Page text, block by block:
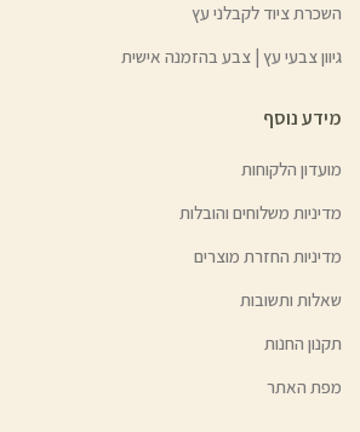
השכרת ציוד לקבלני עץ
גיוון צבעי עץ | צבע בהזמנה אישית
מידע נוסף
מועדון הלקוחות
מדיניות משלוחים והובלות
מדיניות החזרת מוצרים
שאלות ותשובות
תקנון החנות
מפת האתר